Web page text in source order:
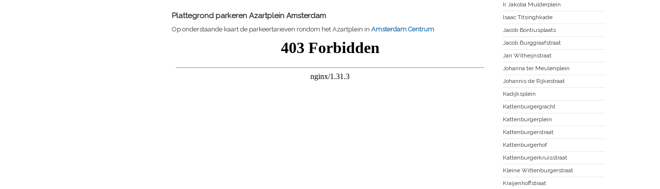
Plattegrond parkeren Azartplein Amsterdam
Op onderstaande kaart de parkeertarieven rondom het Azartplein in Amsterdam Centrum
Ir Jakoba Mulderplein
Isaac Titsinghkade
Jacob Bontiusplaats
Jacob Burggraafstraat
Jan Witheijnstraat
Johanna ter Meulenplein
Johannis de Rijkestraat
Kadijksplein
Kattenburgergracht
Kattenburgerplein
Kattenburgerstraat
Kattenburgerhof
Kattenburgerkruisstraat
Kleine Wittenburgerstraat
Kraijenhoffstraat